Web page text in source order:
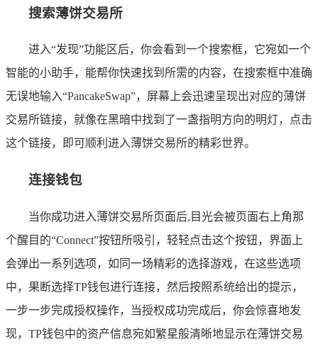
搜索薄饼交易所
进入“发现”功能区后，你会看到一个搜索框，它宛如一个
智能的小助手，能帮你快速找到所需的内容，在搜索框中准确
无误地输入“PancakeSwap”，屏幕上会迅速呈现出对应的薄饼
交易所链接，就像在黑暗中找到了一盏指明方向的明灯，点击
这个链接，即可顺利进入薄饼交易所的精彩世界。
连接钱包
当你成功进入薄饼交易所页面后,目光会被页面右上角那
个醒目的“Connect”按钮所吸引，轻轻点击这个按钮，界面上
会弹出一系列选项，如同一场精彩的选择游戏，在这些选项
中，果断选择TP钱包进行连接，然后按照系统给出的提示，
一步一步完成授权操作，当授权成功完成后，你会惊喜地发
现，TP钱包中的资产信息宛如繁星般清晰地显示在薄饼交易